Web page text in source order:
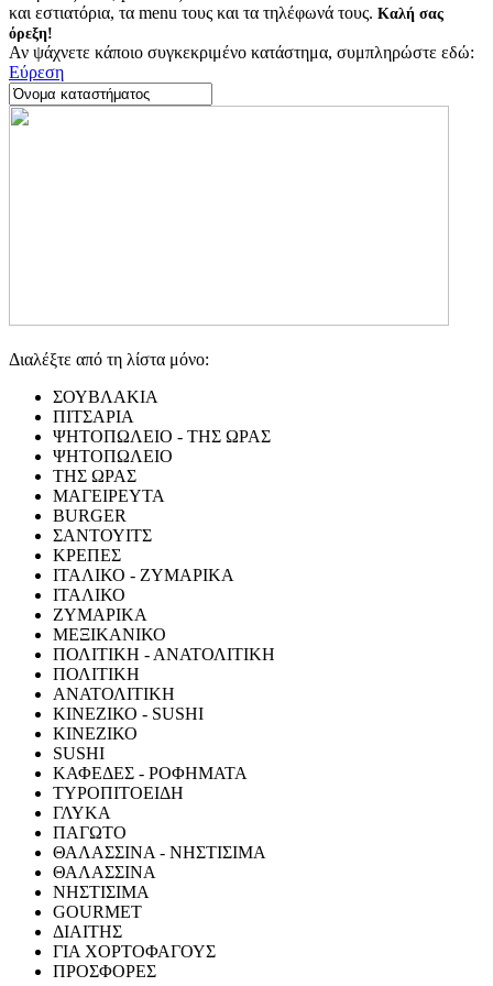
και εστιατόρια, τα menu τους και τα τηλέφωνά τους. Καλή σας
όρεξη!
Αν ψάχνετε κάποιο συγκεκριμένο κατάστημα, συμπληρώστε εδώ:
Εύρεση
Διαλέξτε από τη λίστα μόνο:
ΣΟΥΒΛΑΚΙΑ
ΠΙΤΣΑΡΙΑ
ΨΗΤΟΠΩΛΕΙΟ - ΤΗΣ ΩΡΑΣ
ΨΗΤΟΠΩΛΕΙΟ
ΤΗΣ ΩΡΑΣ
ΜΑΓΕΙΡΕΥΤΑ
BURGER
ΣΑΝΤΟΥΙΤΣ
ΚΡΕΠΕΣ
ΙΤΑΛΙΚΟ - ΖΥΜΑΡΙΚΑ
ΙΤΑΛΙΚΟ
ΖΥΜΑΡΙΚΑ
ΜΕΞΙΚΑΝΙΚΟ
ΠΟΛΙΤΙΚΗ - ΑΝΑΤΟΛΙΤΙΚΗ
ΠΟΛΙΤΙΚΗ
ΑΝΑΤΟΛΙΤΙΚΗ
ΚΙΝΕΖΙΚΟ - SUSHI
ΚΙΝΕΖΙΚΟ
SUSHI
ΚΑΦΕΔΕΣ - ΡΟΦΗΜΑΤΑ
ΤΥΡΟΠΙΤΟΕΙΔΗ
ΓΛΥΚΑ
ΠΑΓΩΤΟ
ΘΑΛΑΣΣΙΝΑ - ΝΗΣΤΙΣΙΜΑ
ΘΑΛΑΣΣΙΝΑ
ΝΗΣΤΙΣΙΜΑ
GOURMET
ΔΙΑΙΤΗΣ
ΓΙΑ ΧΟΡΤΟΦΑΓΟΥΣ
ΠΡΟΣΦΟΡΕΣ